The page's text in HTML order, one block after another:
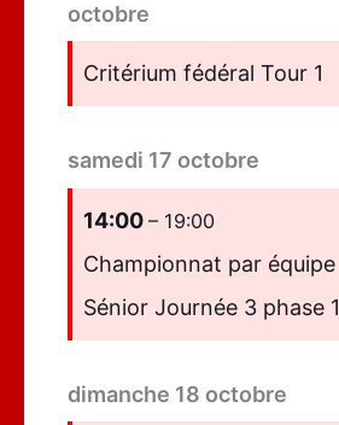
octobre
Critérium fédéral Tour 1
samedi 17 octobre
14:00 – 19:00
Championnat par équipe
Sénior Journée 3 phase 1
dimanche 18 octobre